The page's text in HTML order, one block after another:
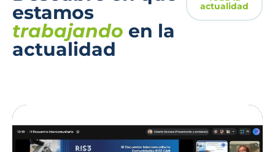
estamos
trabajando en la
actualidad
actualidad